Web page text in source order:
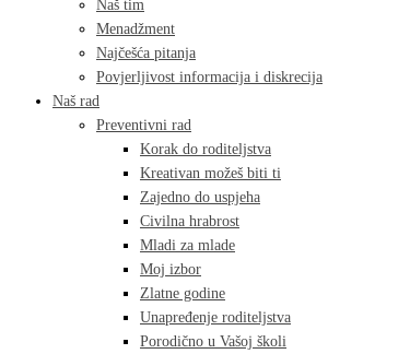
Naš tim
Menadžment
Najčešća pitanja
Povjerljivost informacija i diskrecija
Naš rad
Preventivni rad
Korak do roditeljstva
Kreativan možeš biti ti
Zajedno do uspjeha
Civilna hrabrost
Mladi za mlade
Moj izbor
Zlatne godine
Unapređenje roditeljstva
Porodično u Vašoj školi